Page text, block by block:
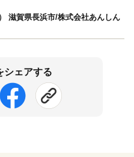
滋賀県長浜市/株式会社あんしん
シェアする